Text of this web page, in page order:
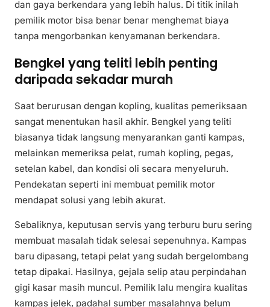
dan gaya berkendara yang lebih halus. Di titik inilah
pemilik motor bisa benar benar menghemat biaya
tanpa mengorbankan kenyamanan berkendara.
Bengkel yang teliti lebih penting
daripada sekadar murah
Saat berurusan dengan kopling, kualitas pemeriksaan
sangat menentukan hasil akhir. Bengkel yang teliti
biasanya tidak langsung menyarankan ganti kampas,
melainkan memeriksa pelat, rumah kopling, pegas,
setelan kabel, dan kondisi oli secara menyeluruh.
Pendekatan seperti ini membuat pemilik motor
mendapat solusi yang lebih akurat.
Sebaliknya, keputusan servis yang terburu buru sering
membuat masalah tidak selesai sepenuhnya. Kampas
baru dipasang, tetapi pelat yang sudah bergelombang
tetap dipakai. Hasilnya, gejala selip atau perpindahan
gigi kasar masih muncul. Pemilik lalu mengira kualitas
kampas jelek, padahal sumber masalahnya belum